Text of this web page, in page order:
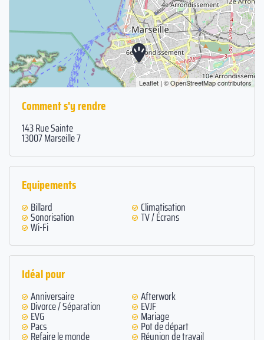
Leaflet | ©OpenStreetMapcontributors
Comment s'y rendre
143 Rue Sainte
13007 Marseille 7
Equipements
Billard Climatisation
Sonorisation TV / Écrans
Wi-Fi
Idéal pour
Anniversaire Afterwork
Divorce / Séparation EVJF
EVG Mariage
Pacs Pot de départ
Refaire le monde Réunion de travail